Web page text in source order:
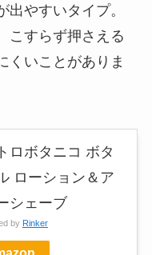
やすいタイプ。
こすらず押さえる
くいことがありま
ロボタニコ ボタ
ローション＆ア
シェーブ
by Rinker